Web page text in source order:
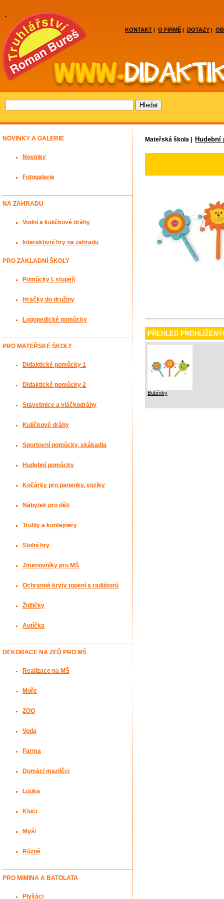
KONTAKT | O FIRMĚ | DOTAZY |
Mateřská škola | Hudební
PŘEHLED
Bubínky
NOVINKY A GALERIE
Novinky
Fotogalerie
NA ZAHRADU
Vodní a kuličkové dráhy
Interaktivní hry na zahradu
PRO ZÁKLADNÍ ŠKOLY
Pomůcky I. stupeň
Hračky do družiny
Logopedické pomůcky
PRO MATEŘSKÉ ŠKOLY
Didaktické pomůcky 1
Didaktické pomůcky 2
Stavebnice a vláčkodráhy
Kuličkové dráhy
Sportovní pomůcky, skákadla
Hudební pomůcky
Kočárky pro panenky, vozíky
Nábytek pro děti
Truhly a kontejnery
Stolní hry
Jmenovníky pro MŠ
Ochranné kryty topení a radiátorů
Židličky
Autíčka
DEKORACE NA ZEĎ PRO MŠ
Realizace na MŠ
Moře
ZOO
Voda
Farma
Domácí mazlíčci
Louka
Kluci
Myši
Různé
PRO MIMINA A BATOLATA
Plyšáci